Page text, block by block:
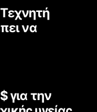
να
για την